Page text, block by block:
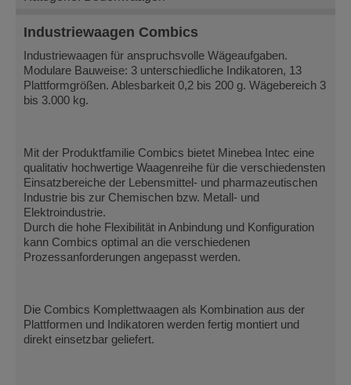
Industriewaagen Combics
Industriewaagen für anspruchsvolle Wägeaufgaben.
Modulare Bauweise: 3 unterschiedliche Indikatoren, 13
Plattformgrößen. Ablesbarkeit 0,2 bis 200 g. Wägebereich 3
bis 3.000 kg.
Mit der Produktfamilie Combics bietet Minebea Intec eine
qualitativ hochwertige Waagenreihe für die verschiedensten
Einsatzbereiche der Lebensmittel- und pharmazeutischen
Industrie bis zur Chemischen bzw. Metall- und
Elektroindustrie.
Durch die hohe Flexibilität in Anbindung und Konfiguration
kann Combics optimal an die verschiedenen
Prozessanforderungen angepasst werden.
Die Combics Komplettwaagen als Kombination aus der
Plattformen und Indikatoren werden fertig montiert und
direkt einsetzbar geliefert.